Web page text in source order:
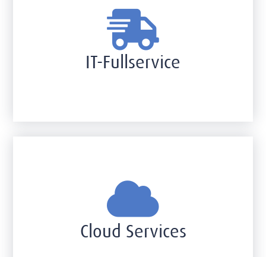
IT-Fullservice
Cloud Services